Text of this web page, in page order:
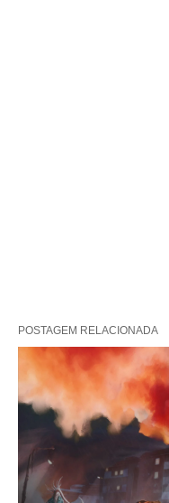
POSTAGEM RELACIONADA